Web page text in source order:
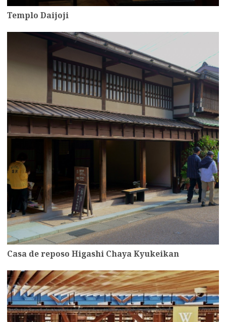
Templo Daijoji
Casa de reposo Higashi Chaya Kyukeikan
more